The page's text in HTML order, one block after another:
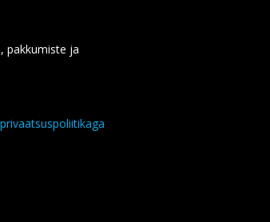
pakkumiste ja